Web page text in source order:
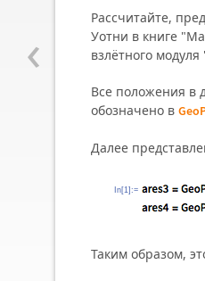
‹
Рассчитайте,
Уотни в книге
взлётного
Все положения в
обозначено в
Далее
In[1]:=
Таким образом,